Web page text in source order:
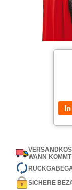
WANN
SICHERE